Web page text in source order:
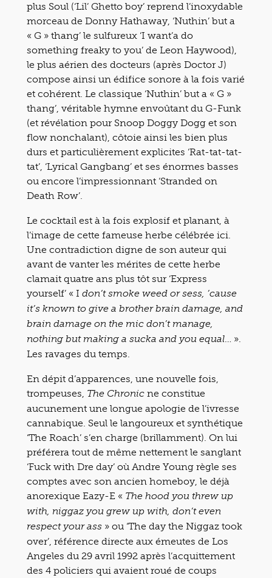
plus Soul (‘Lil’ Ghetto boy’ reprend l’inoxydable
morceau de Donny Hathaway, ‘Nuthin’ but a
« G » thang’ le sulfureux ‘I want’a do
something freaky to you’ de Leon Haywood),
le plus aérien des docteurs (après Doctor J)
compose ainsi un édifice sonore à la fois varié
et cohérent. Le classique ‘Nuthin’ but a « G »
thang’, véritable hymne envoûtant du G-Funk
(et révélation pour Snoop Doggy Dogg et son
flow nonchalant), côtoie ainsi les bien plus
durs et particulièrement explicites ‘Rat-tat-tat-
tat’, ‘Lyrical Gangbang’ et ses énormes basses
ou encore l’impressionnant ‘Stranded on
Death Row’.
Le cocktail est à la fois explosif et planant, à
l’image de cette fameuse herbe célébrée ici.
Une contradiction digne de son auteur qui
avant de vanter les mérites de cette herbe
clamait quatre ans plus tôt sur ‘Express
yourself’ « I don’t smoke weed or sess, ’cause
it’s known to give a brother brain damage, and
brain damage on the mic don’t manage,
nothing but making a sucka and you equal … ».
Les ravages du temps.
En dépit d’apparences, une nouvelle fois,
trompeuses,
The Chronic ne constitue
aucunement une longue apologie de l’ivresse
cannabique. Seul le langoureux et synthétique
‘The Roach’ s’en charge (brillamment). On lui
préférera tout de même nettement le sanglant
‘Fuck with Dre day’ où Andre Young règle ses
comptes avec son ancien homeboy, le déjà
anorexique Eazy-E « The hood you threw up
with, niggaz you grew up with, don’t even
respect your ass » ou ‘The day the Niggaz took
over’, référence directe aux émeutes de Los
Angeles du 29 avril 1992 après l’acquittement
des 4 policiers qui avaient roué de coups